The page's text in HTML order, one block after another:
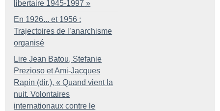
libertaire 1945-1997 »
En 1926... et 1956 :
Trajectoires de l’anarchisme
organisé
Lire Jean Batou, Stefanie
Prezioso et Ami-Jacques
Rapin (dir.), « Quand vient la
nuit. Volontaires
internationaux contre le